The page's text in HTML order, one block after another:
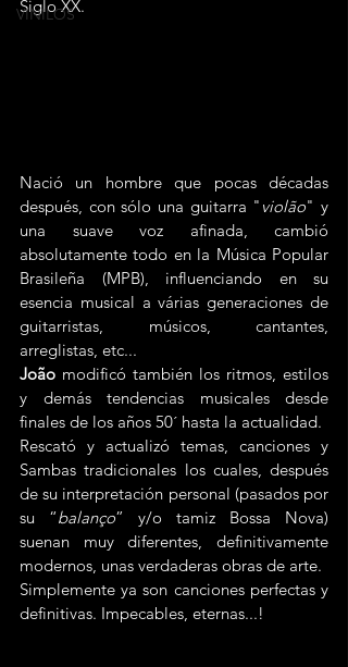
VINILOS
Siglo XX.
Nació un hombre que pocas décadas
después, con sólo una guitarra " violão" y
una suave voz afinada, cambió
absolutamente todo en la Música Popular
Brasileña (MPB), influenciando en su
esencia musical a várias generaciones de
guitarristas, músicos, cantantes,
arreglistas, etc...
João modificó también los ritmos, estilos
y demás tendencias musicales desde
finales de los años 50´ hasta la actualidad.
Rescató y actualizó temas, canciones y
Sambas tradicionales los cuales, después
de su interpretación personal (pasados por
su “balanço” y/o tamiz Bossa Nova)
suenan muy diferentes, definitivamente
modernos, unas verdaderas obras de arte.
Simplemente ya son canciones perfectas y
definitivas. Impecables, eternas...!